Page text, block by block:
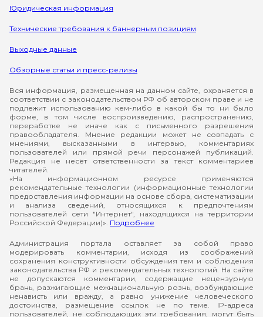
Юридическая информация
Технические требования к баннерным позициям
Выходные данные
Обзорные статьи и пресс-релизы
Вся информация, размещенная на данном сайте, охраняется в
соответствии с законодательством РФ об авторском праве и не
подлежит использованию кем-либо в какой бы то ни было
форме, в том числе воспроизведению, распространению,
переработке не иначе как с письменного разрешения
правообладателя. Мнение редакции может не совпадать с
мнениями, высказанными в интервью, комментариях
пользователей или прямой речи персонажей публикаций.
Редакция не несёт ответственности за текст комментариев
читателей.
«На информационном ресурсе применяются
рекомендательные технологии (информационные технологии
предоставления информации на основе сбора, систематизации
и анализа сведений, относящихся к предпочтениям
пользователей сети "Интернет", находящихся на территории
Российской Федерации)». Подробнее
Администрация портала оставляет за собой право
модерировать комментарии, исходя из соображений
сохранения конструктивности обсуждения тем и соблюдения
законодательства РФ и рекомендательных технологий. На сайте
не допускаются комментарии, содержащие нецензурную
брань, разжигающие межнациональную рознь, возбуждающие
ненависть или вражду, а равно унижение человеческого
достоинства, размещение ссылок не по теме. IP-адреса
пользователей, не соблюдающих эти требования, могут быть